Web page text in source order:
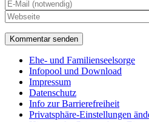
Ehe- und Familienseelsorge
Infopool und Download
Impressum
Datenschutz
Info zur Barrierefreiheit
Privatsphäre-Einstellungen